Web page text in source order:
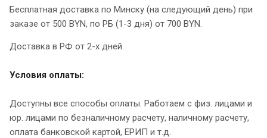
Бесплатная доставка по Минску (на следующий день) при
заказе от 500 BYN, по РБ (1-3 дня) от 700 BYN.
Доставка в РФ от 2-х дней.
Условия оплаты:
Доступны все способы оплаты. Работаем с физ. лицами и
юр. лицами по безналичному расчету, наличному расчету,
оплата банковской картой, ЕРИП и т.д.